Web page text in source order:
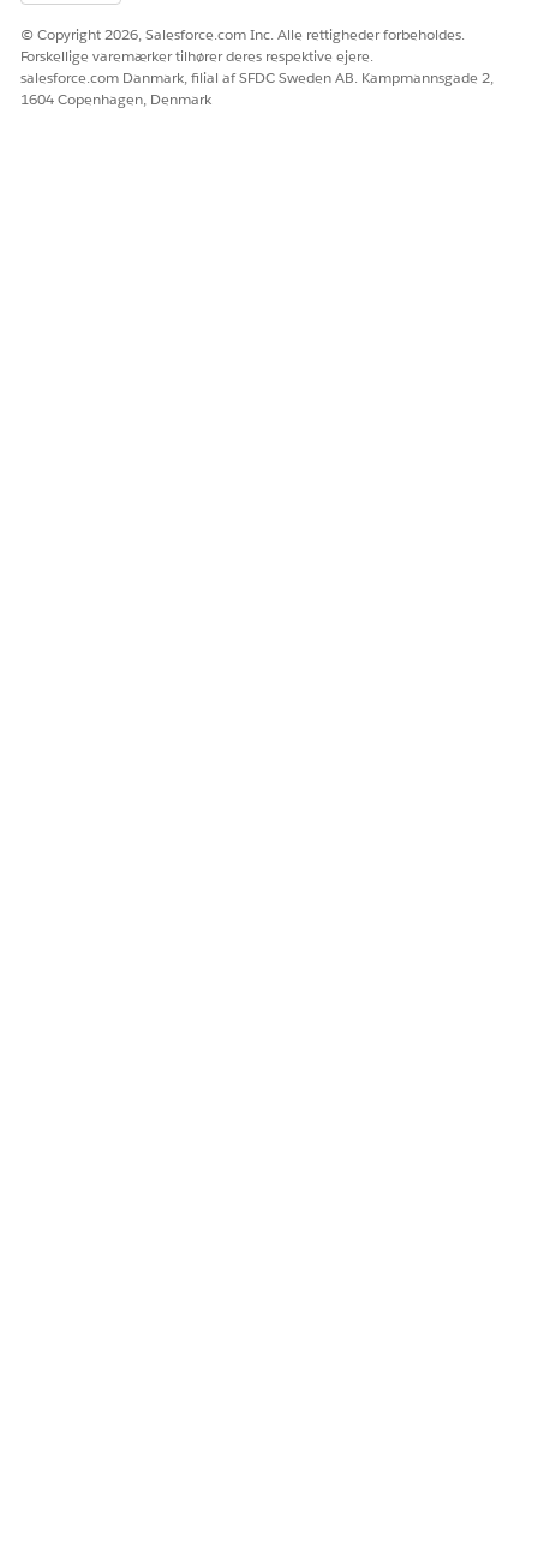
© Copyright 2026, Salesforce.com Inc. Alle rettigheder forbeholdes.
Forskellige varemærker tilhører deres respektive ejere.
salesforce.com Danmark, filial af SFDC Sweden AB. Kampmannsgade 2,
1604 Copenhagen, Denmark